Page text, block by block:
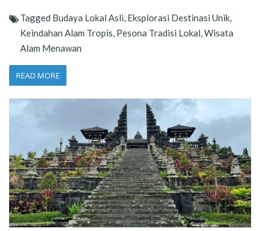
Tagged Budaya Lokal Asli, Eksplorasi Destinasi Unik,
Keindahan Alam Tropis, Pesona Tradisi Lokal,Wisata
Alam Menawan
READ MORE